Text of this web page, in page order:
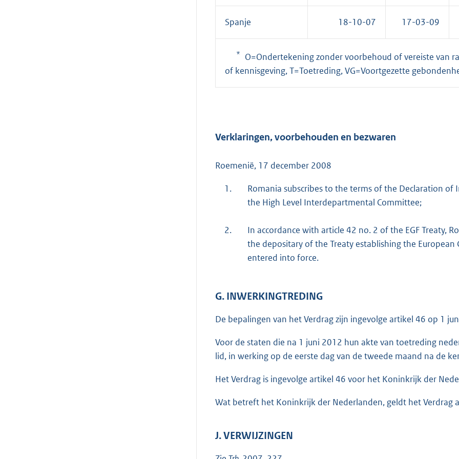
Spanje 18-10-07 17-03-09
*
O=Ondertekening zonder voorbehoud of vereiste van
of kennisgeving, T=Toetreding, VG=Voortgezette gebonden
Verklaringen, voorbehouden en bezwaren
Roemenië, 17 december 2008
1.
Romania subscribes to the terms of the Declaration
the High Level Interdepartmental Committee;
2.
In accordance with article 42 no. 2 of the EGF Treaty,
the depositary of the Treaty establishing the European
entered into force.
G. INWERKINGTREDING
De bepalingen van het Verdrag zijn ingevolge artikel 46 op 1
Voor de staten die na 1 juni 2012 hun akte van toetreding
lid, in werking op de eerste dag van de tweede maand na de
Het Verdrag is ingevolge artikel 46 voor het Koninkrijk der
Wat betreft het Koninkrijk der Nederlanden, geldt het Verdrag
J. VERWIJZINGEN